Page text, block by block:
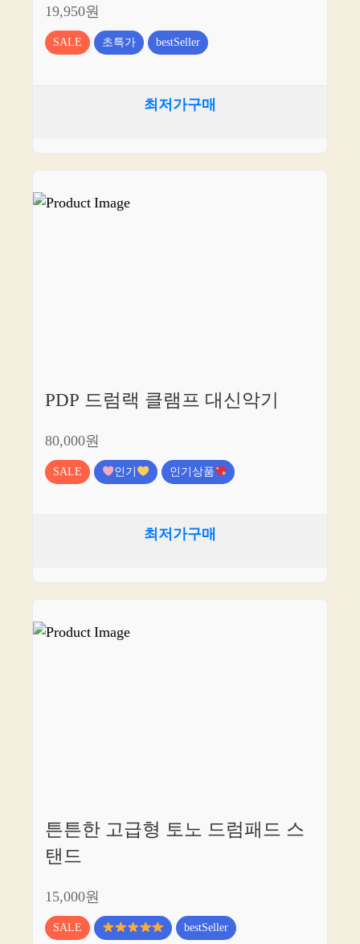
19,950원
SALE 초특가 bestSeller
최저가구매
PDP 드럼랙 클램프 대신악기
80,000원
SALE 인기 인기상품
최저가구매
튼튼한 고급형 토노 드럼패드 스
탠드
15,000원
SALE bestSeller